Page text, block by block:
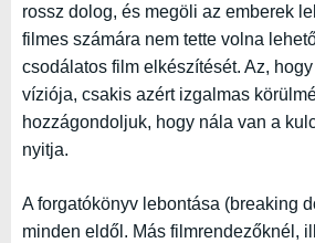
rossz dolog, és megöli az emberek
filmes számára nem tette volna
csodálatos film elkészítését. Az,
víziója, csakis azért izgalmas
hozzágondoljuk, hogy nála van a
nyitja.
A forgatókönyv lebontása (breaking
minden eldől. Más filmrendezőknél,